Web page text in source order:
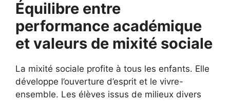
Équilibre entre
performance académique
et valeurs de mixité sociale
La mixité sociale profite à tous les enfants. Elle
développe l’ouverture d’esprit et le vivre-
ensemble. Les élèves issus de milieux divers